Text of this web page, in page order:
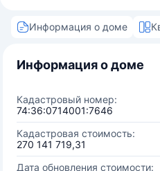
Информация о доме
Информация о доме
Кадастровый номер:
74:36:0714001:7646
Кадастровая стоимость:
270 141 719,31
Дата обновления стоимости: